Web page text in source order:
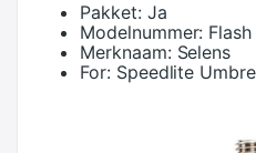
Pakket: Ja
Modelnummer:
Merknaam: Selens
For: Speedlite